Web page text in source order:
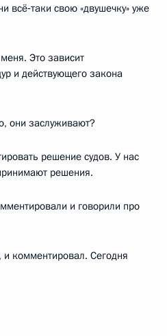
всё‑таки свою «двушечку» уже
Это зависит
и действующего закона
они заслуживают?
решение судов. У нас
решения.
и говорили про
комментировал. Сегодня